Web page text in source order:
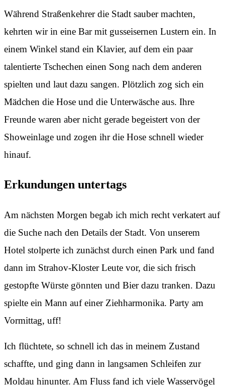
Während Straßenkehrer die Stadt sauber machten,
kehrten wir in eine Bar mit gusseisernen Lustern ein. In
einem Winkel stand ein Klavier, auf dem ein paar
talentierte Tschechen einen Song nach dem anderen
spielten und laut dazu sangen. Plötzlich zog sich ein
Mädchen die Hose und die Unterwäsche aus. Ihre
Freunde waren aber nicht gerade begeistert von der
Showeinlage und zogen ihr die Hose schnell wieder
hinauf.
Erkundungen untertags
Am nächsten Morgen begab ich mich recht verkatert auf
die Suche nach den Details der Stadt. Von unserem
Hotel stolperte ich zunächst durch einen Park und fand
dann im Strahov-Kloster Leute vor, die sich frisch
gestopfte Würste gönnten und Bier dazu tranken. Dazu
spielte ein Mann auf einer Ziehharmonika. Party am
Vormittag, uff!
Ich flüchtete, so schnell ich das in meinem Zustand
schaffte, und ging dann in langsamen Schleifen zur
Moldau hinunter. Am Fluss fand ich viele Wasservögel